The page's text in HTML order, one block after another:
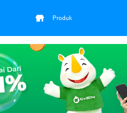
Produk